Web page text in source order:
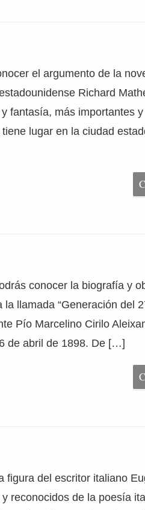
el argumento de la
Richard
fantasía, más importantes y
lugar en la ciudad
conocer la biografía y
llamada “Generación del
Pío Marcelino Cirilo
de abril de 1898. De […]
del escritor italiano
reconocidos de la poesía